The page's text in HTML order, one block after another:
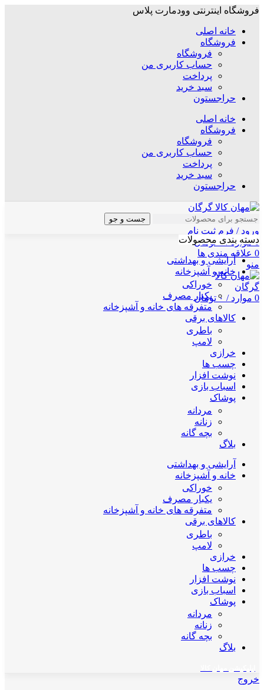
فروشگاه اینترنتی وودمارت پلاس
خانه اصلی
فروشگاه
فروشگاه
حساب کاربری من
پرداخت
سبد خرید
حراجستون
خانه اصلی
فروشگاه
فروشگاه
حساب کاربری من
پرداخت
سبد خرید
حراجستون
جست و جو
ورود / فرم ثبت نام
0 موارد / ۰ تومان
0 علاقه مندی ها
منو
0 موارد / ۰ تومان
دسته بندی محصولات
آرایشی و بهداشتی
خانه و آشپزخانه
خوراکی
یکبار مصرف
متفرقه های خانه و آشپزخانه
کالاهای برقی
باطری
لامپ
خرازی
چسب ها
نوشت افزار
اسباب بازی
پوشاک
مردانه
زنانه
بچه گانه
بلاگ
آرایشی و بهداشتی
خانه و آشپزخانه
خوراکی
یکبار مصرف
متفرقه های خانه و آشپزخانه
کالاهای برقی
باطری
لامپ
خرازی
چسب ها
نوشت افزار
اسباب بازی
پوشاک
مردانه
زنانه
بچه گانه
بلاگ
خروج